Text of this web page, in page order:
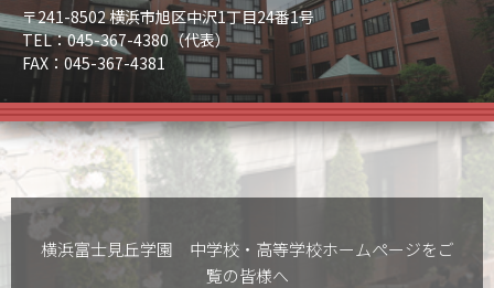
〒241-8502 横浜市旭区中沢1丁目24番1号
TEL：045-367-4380（代表）
FAX：045-367-4381
横浜富士見丘学園 中学校・高等学校ホームぺージをご
覧の皆様へ